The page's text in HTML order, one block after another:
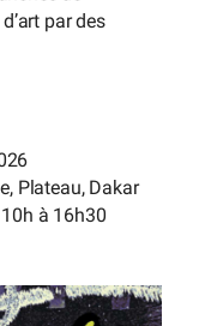
par des
Plateau, Dakar
à 16h30